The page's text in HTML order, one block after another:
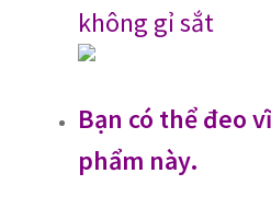
không gỉ sắt
Bạn có thể đeo
phẩm này.